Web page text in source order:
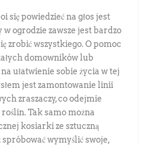
się powiedzieć na głos jest
w ogrodzie zawsze jest bardzo
zrobić wszystkiego. O pomoc
domowników lub
ułatwienie sobie życia w tej
jest zamontowanie linii
zraszaczy, co odejmie
Tak samo można
kosiarki ze sztuczną
wymyślić swoje,